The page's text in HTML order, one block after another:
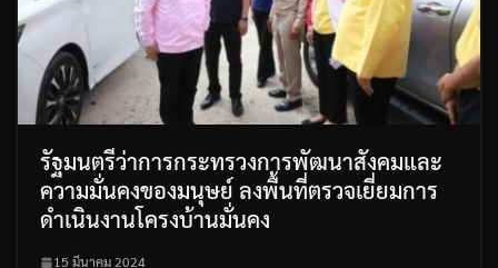
รัฐมนตรีว่าการกระทรวงการพัฒนาสังคมและ
ความมั่นคงของมนุษย์ ลงพื้นที่ตรวจเยี่ยมการ
ดำเนินงานโครงบ้านมั่นคง
15 มีนาคม 2024